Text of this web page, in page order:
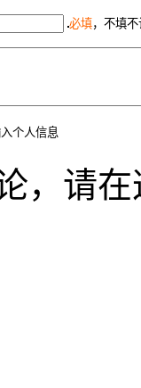
必填，不填
个人信息
，请在